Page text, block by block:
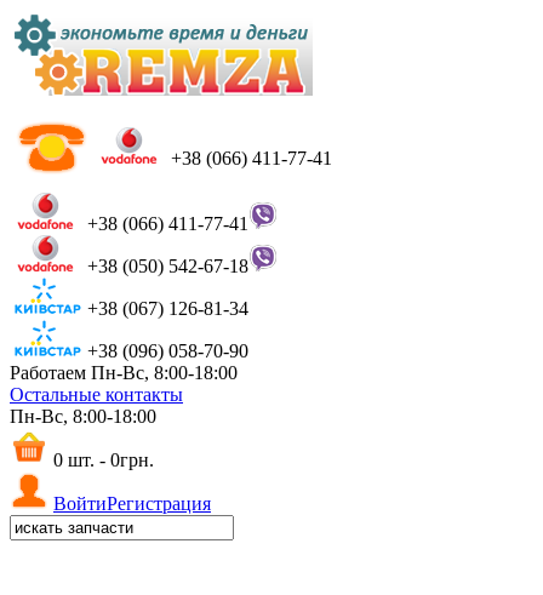
+38 (066) 411-77-41
+38 (066) 411-77-41
+38 (050) 542-67-18
+38 (067) 126-81-34
+38 (096) 058-70-90
Работаем Пн-Вс, 8:00-18:00
Остальные контакты
Пн-Вс, 8:00-18:00
0 шт. - 0грн.
ВойтиРегистрация